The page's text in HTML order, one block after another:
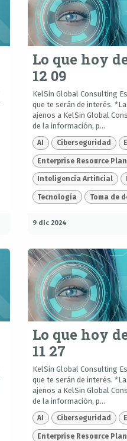
Lo que hoy
12 09
KelSin Global Consulting
que te serán de interés.
ajenos a KelSin Global
de la información, p...
AI Ciberseguridad
Enterprise Resource
Inteligencia Artificial
Tecnología Toma de
9 dic 2024
Lo que hoy
11 27
KelSin Global Consulting
que te serán de interés.
ajenos a KelSin Global
de la información, p...
AI Ciberseguridad
Enterprise Resource